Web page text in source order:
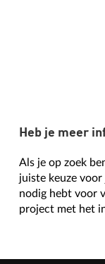
Heb je meer
Als je op zoek
juiste keuze
nodig hebt voor
project met het